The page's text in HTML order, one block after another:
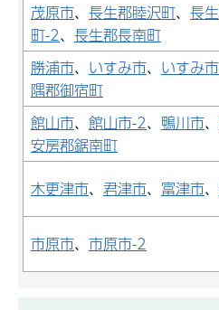
茂原市、 長生郡睦沢町、 長
町-2、 長生郡長南町
勝浦市、 いすみ市、 いすみ
隅郡御宿町
館山市、 館山市-2、 鴨川市、
安房郡鋸南町
木更津市、 君津市、 富津市、
市原市、 市原市-2